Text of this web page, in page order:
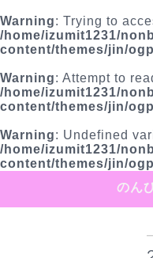
Warning: Trying to
/home/izumit1231/
content/themes/jin/
Warning: Attempt to
/home/izumit1231/
content/themes/jin/
Warning: Undefined
/home/izumit1231/
content/themes/jin/
のん